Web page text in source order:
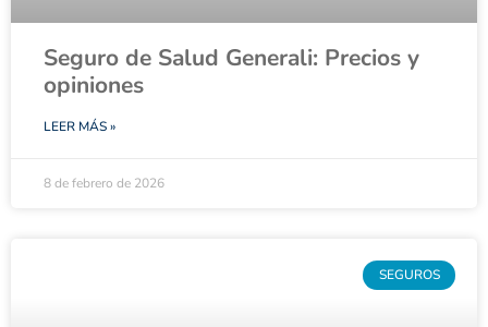
Seguro de Salud Generali: Precios y
opiniones
LEER MÁS »
8 de febrero de 2026
SEGUROS